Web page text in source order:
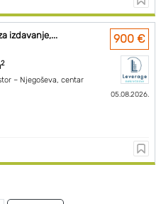
izdavanje,...
2
– Njegoševa, centar
900 €
05.08.2026.